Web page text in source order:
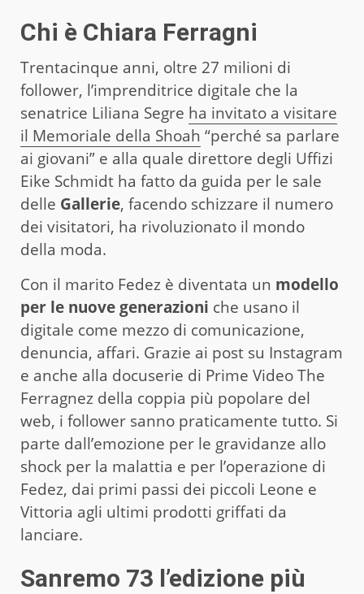
Chi è Chiara Ferragni
Trentacinque anni, oltre 27 milioni di
follower, l’imprenditrice digitale che la
senatrice Liliana Segre ha invitato a visitare
il Memoriale della Shoah “perché sa parlare
ai giovani” e alla quale direttore degli Uffizi
Eike Schmidt ha fatto da guida per le sale
delle Gallerie, facendo schizzare il numero
dei visitatori, ha rivoluzionato il mondo
della moda.
Con il marito Fedez è diventata un modello
per le nuove generazioni che usano il
digitale come mezzo di comunicazione,
denuncia, affari. Grazie ai post su Instagram
e anche alla docuserie di Prime Video The
Ferragnez della coppia più popolare del
web, i follower sanno praticamente tutto. Si
parte dall’emozione per le gravidanze allo
shock per la malattia e per l’operazione di
Fedez, dai primi passi dei piccoli Leone e
Vittoria agli ultimi prodotti griffati da
lanciare.
Sanremo 73 l’edizione più